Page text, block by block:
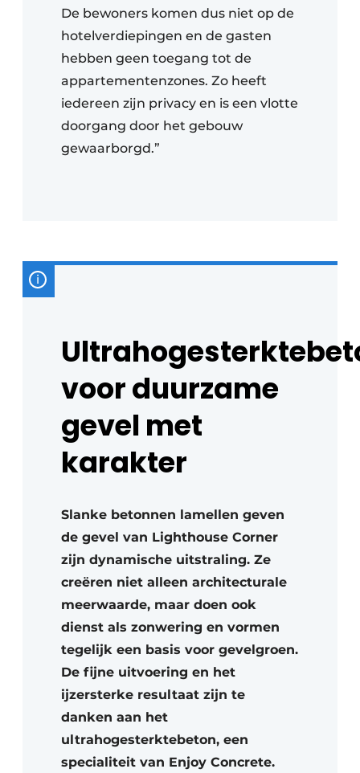
De bewoners komen dus niet op de
hotelverdiepingen en de gasten
hebben geen toegang tot de
appartementenzones. Zo heeft
iedereen zijn privacy en is een vlotte
doorgang door het gebouw
gewaarborgd.”
voor duurzame
gevel met
karakter
Slanke betonnen lamellen geven
de gevel van Lighthouse Corner
zijn dynamische uitstraling. Ze
creëren niet alleen architecturale
meerwaarde, maar doen ook
dienst als zonwering en vormen
tegelijk een basis voor gevelgroen.
De fijne uitvoering en het
ijzersterke resultaat zijn te
danken aan het
ultrahogesterktebeton, een
specialiteit van Enjoy Concrete.